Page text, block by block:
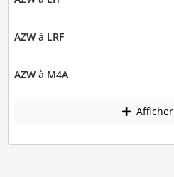
AZW à LRF
AZW à M4A